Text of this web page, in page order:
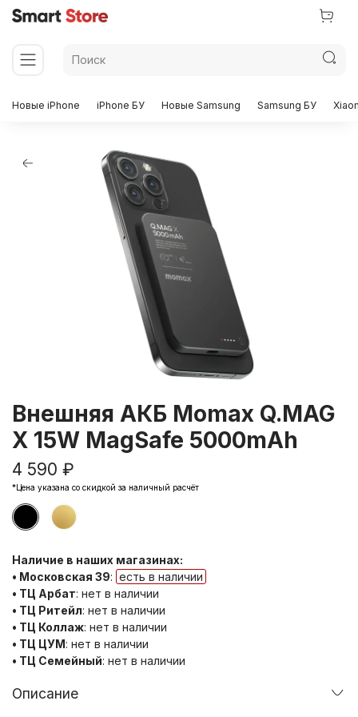
Новые iPhone iPhone БУ Новые Samsung Samsung БУ
Внешняя АКБ Momax Q.MAG
X 15W MagSafe 5000mAh
4 590 ₽
*Цена указана со скидкой за наличный расчёт
Наличие в наших магазинах:
• Московская 39: есть в наличии
• ТЦ Арбат: нет в наличии
• ТЦ Ритейл: нет в наличии
• ТЦ Коллаж: нет в наличии
• ТЦ ЦУМ: нет в наличии
• ТЦ Семейный: нет в наличии
Описание